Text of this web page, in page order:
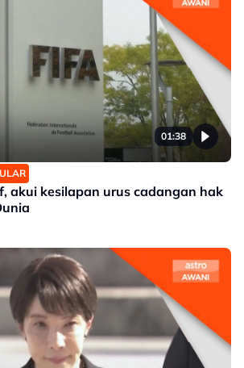
01:38
akui kesilapan urus cadangan hak